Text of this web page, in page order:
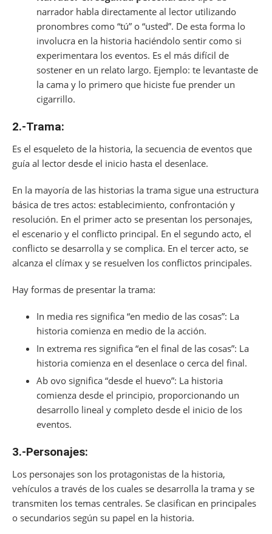
narrador habla directamente al lector utilizando
pronombres como “tú” o “usted”. De esta forma lo
involucra en la historia haciéndolo sentir como si
experimentara los eventos. Es el más difícil de
sostener en un relato largo. Ejemplo: te levantaste de
la cama y lo primero que hiciste fue prender un
cigarrillo.
2.-Trama:
Es el esqueleto de la historia, la secuencia de eventos que
guía al lector desde el inicio hasta el desenlace.
En la mayoría de las historias la trama sigue una estructura
básica de tres actos: establecimiento, confrontación y
resolución. En el primer acto se presentan los personajes,
el escenario y el conflicto principal. En el segundo acto, el
conflicto se desarrolla y se complica. En el tercer acto, se
alcanza el clímax y se resuelven los conflictos principales.
Hay formas de presentar la trama:
In media res significa “en medio de las cosas”: La
historia comienza en medio de la acción.
In extrema res significa “en el final de las cosas”: La
historia comienza en el desenlace o cerca del final.
Ab ovo significa “desde el huevo”: La historia
comienza desde el principio, proporcionando un
desarrollo lineal y completo desde el inicio de los
eventos.
3.-Personajes:
Los personajes son los protagonistas de la historia,
vehículos a través de los cuales se desarrolla la trama y se
transmiten los temas centrales. Se clasifican en principales
o secundarios según su papel en la historia.